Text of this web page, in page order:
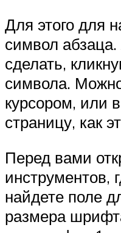
Для этого для
символ абзаца.
сделать,
символа.
курсором, или
страницу, как
Перед вами
инструментов,
найдете поле
размера